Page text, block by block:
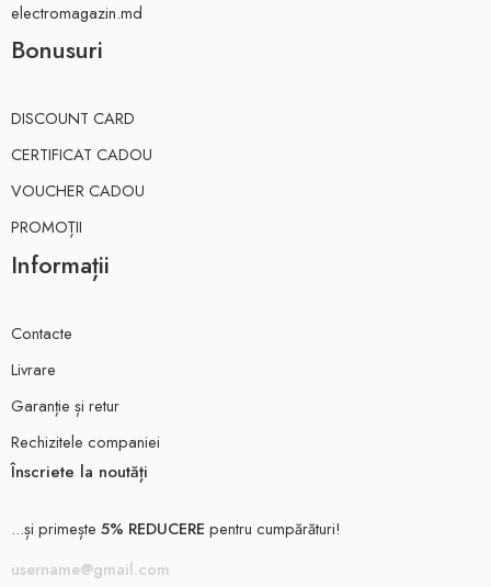
electromagazin.md
Bonusuri
DISCOUNT CARD
CERTIFICAT CADOU
VOUCHER CADOU
PROMOȚII
Informații
Contacte
Livrare
Garanție și retur
Rechizitele companiei
Înscriete la noutăți
...și primește 5% REDUCERE pentru cumpărături!